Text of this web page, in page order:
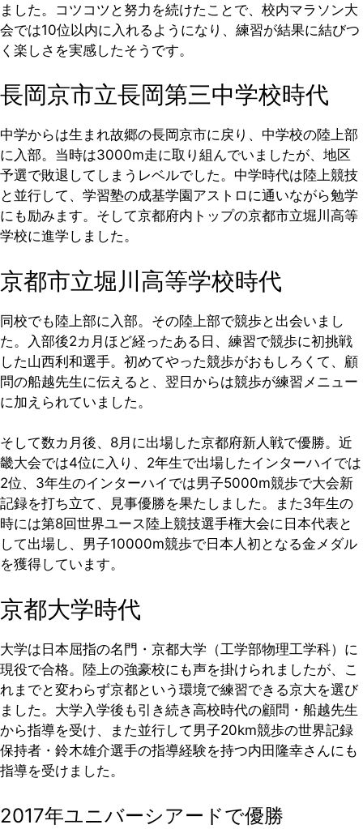
ました。コツコツと努力を続けたことで、校内マラソン大
会では10位以内に入れるようになり、練習が結果に結びつ
く楽しさを実感したそうです。
長岡京市立長岡第三中学校時代
中学からは生まれ故郷の長岡京市に戻り、中学校の陸上部
に入部。当時は3000m走に取り組んでいましたが、地区
予選で敗退してしまうレベルでした。中学時代は陸上競技
と並行して、学習塾の成基学園アストロに通いながら勉学
にも励みます。そして京都府内トップの京都市立堀川高等
学校に進学しました。
京都市立堀川高等学校時代
同校でも陸上部に入部。その陸上部で競歩と出会いまし
た。入部後2カ月ほど経ったある日、練習で競歩に初挑戦
した山西利和選手。初めてやった競歩がおもしろくて、顧
問の船越先生に伝えると、翌日からは競歩が練習メニュー
に加えられていました。
そして数カ月後、8月に出場した京都府新人戦で優勝。近
畿大会では4位に入り、2年生で出場したインターハイでは
2位、3年生のインターハイでは男子5000m競歩で大会新
記録を打ち立て、見事優勝を果たしました。また3年生の
時には第8回世界ユース陸上競技選手権大会に日本代表と
して出場し、男子10000m競歩で日本人初となる金メダル
を獲得しています。
京都大学時代
大学は日本屈指の名門・京都大学（工学部物理工学科）に
現役で合格。陸上の強豪校にも声を掛けられましたが、こ
れまでと変わらず京都という環境で練習できる京大を選び
ました。大学入学後も引き続き高校時代の顧問・船越先生
から指導を受け、また並行して男子20km競歩の世界記録
保持者・鈴木雄介選手の指導経験を持つ内田隆幸さんにも
指導を受けました。
2017年ユニバーシアードで優勝